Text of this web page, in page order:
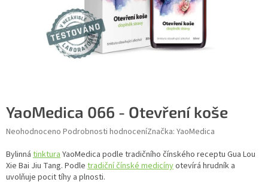
YaoMedica 066 - Otevření koše
Průměrné hodnocení produktu je 0,0 z 5 hvězdiček.
Neohodnoceno Podrobnosti hodnoceníZnačka: YaoMedica
Bylinná tinkturaYaoMedica podle tradičního čínského receptu Gua Lou
Xie Bai Jiu Tang. Podle tradiční čínské medicínyotevírá hrudník a
uvolňuje pocit tíhy a plnosti.